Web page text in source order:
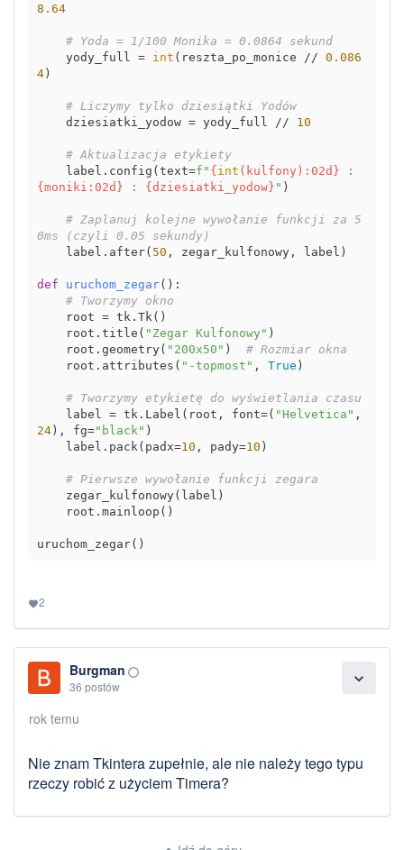
8.64
# Yoda = 1/100 Monika = 0.0864 sekund
    yody_full =
int (reszta_po_monice // 0.086
4)
# Liczymy tylko dziesiątki Yodów
    dziesiatki_yodow = yody_full //
10
# Aktualizacja etykiety
    label.config(text=
f" { int (kulfony):02d}
{moniki:02d} : {dziesiatki_yodow} " )
# Zaplanuj kolejne wywołanie funkcji za 5
0ms (czyli 0.05 sekundy)
    label.after(
50 , zegar_kulfonowy, label)
def uruchom_zegar():
# Tworzymy okno
    root.title(
"Zegar Kulfonowy" )
    root.geometry(
"200x50" ) # Rozmiar okna
    root.attributes(
"-topmost" , True )
# Tworzymy etykietę do wyświetlania czasu
    label = tk.Label(root, font=(
"Helvetica"
24), fg="black" )
    label.pack(padx=
10 , pady=10 )
# Pierwsze wywołanie funkcji zegara
favorite2
expand_more
Burgman panorama_fish_eye
36 postów
rok temu
Nie znam Tkintera zupełnie, ale nie należy tego typu
rzeczy robić z użyciem Timera?